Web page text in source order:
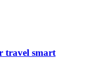
travel smart